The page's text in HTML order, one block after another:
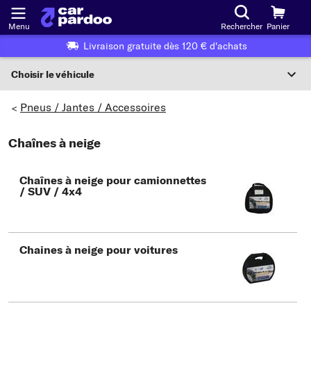
Menu Rechercher Panier
Livraison gratuite dès 120 € d'achats
Choisir le véhicule
Sélection du véhicule
ou
Ou choix du véhicule selon les critères suivants :
Choix du fabricant
Choix du type
> Pneus / Jantes / Accessoires
Chaînes à neige
Chaînes à neige pour camionnettes
/ SUV / 4x4
Chaines à neige pour voitures